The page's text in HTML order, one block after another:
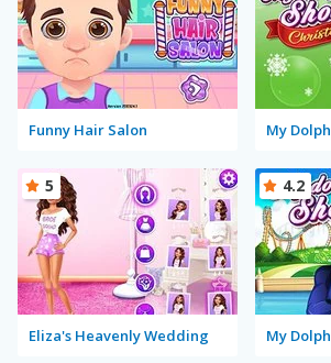
Funny Hair Salon My
Eliza's Heavenly Wedding
5
My
4.2